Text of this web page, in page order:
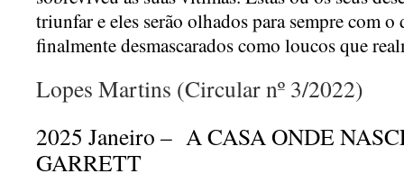
triunfar e eles serão olhados para sempre com o
finalmente desmascarados como loucos que
Lopes Martins (Circular nº 3/2022)
2025 Janeiro – A CASA ONDE
GARRETT